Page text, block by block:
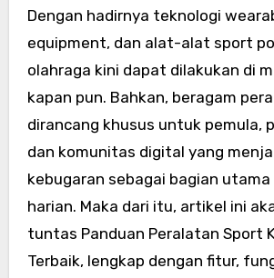
Dengan hadirnya teknologi
equipment, dan alat-alat sport
olahraga kini dapat dilakukan di
kapan pun. Bahkan, beragam
dirancang khusus untuk pemula,
dan komunitas digital yang
kebugaran sebagai bagian
harian. Maka dari itu, artikel ini
tuntas Panduan Peralatan Sport
Terbaik, lengkap dengan fitur,